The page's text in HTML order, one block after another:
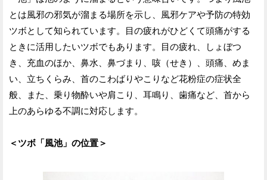
とは風邪の邪気が溜まる場所を示し、風邪ケアや予防の特効
ツボとして知られています。目の疲れがひどくて頭痛がする
ときに活用したいツボでもあります。目の疲れ、しょぼつ
き、充血のほか、鼻水、鼻づまり、咳（せき）、頭痛、めま
い、立ちくらみ、首のこわばりやこりなど花粉症の症状全
般、また、乗り物酔いや肩こり、耳鳴り、歯痛など、首から
上のあらゆる不調に対応します。
＜ツボ「風池」の位置＞